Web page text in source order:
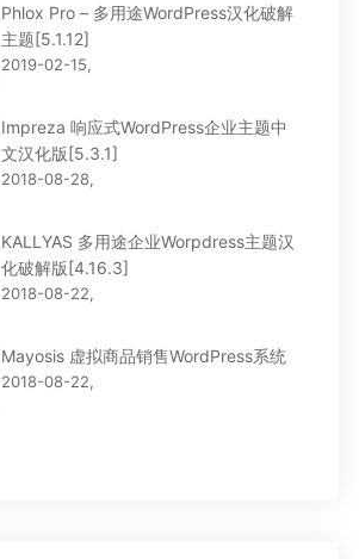
Phlox Pro – 多用途WordPress汉化破解
主题[5.1.12]
2019-02-15,
Impreza 响应式WordPress企业主题中
文汉化版[5.3.1]
2018-08-28,
KALLYAS 多用途企业Worpdress主题汉
化破解版[4.16.3]
2018-08-22,
Mayosis 虚拟商品销售WordPress系统
2018-08-22,